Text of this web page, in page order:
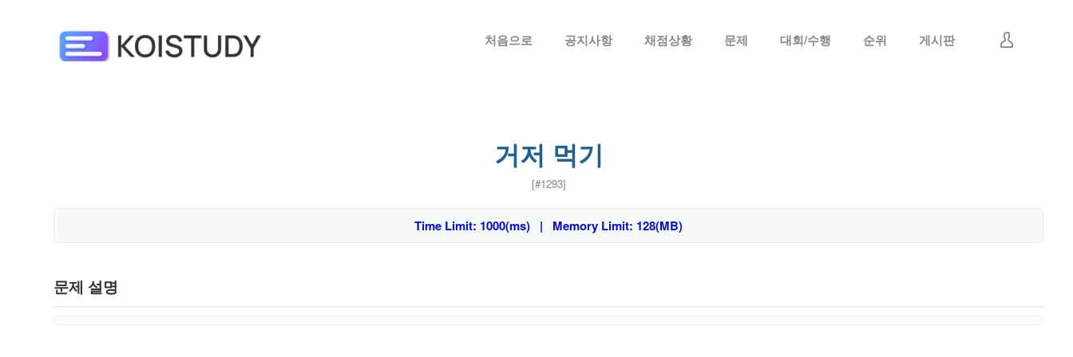
처음으로 공지사항 채점상황 문제 대회/수행 순위 게시판
거저 먹기
[#1293]
Time Limit: 1000(ms) | Memory Limit: 128(MB)
문제 설명